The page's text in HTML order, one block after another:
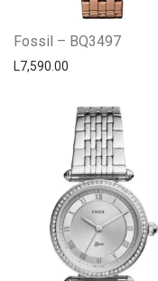
Fossil – BQ3497
L7,590.00